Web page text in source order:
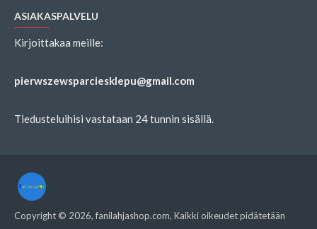
ASIAKASPALVELU
Kirjoittakaa meille:
pierwszewsparciesklepu@gmail.com
Tiedusteluihisi vastataan 24 tunnin sisällä.
Copyright © 2026, fanilahjashop.com, Kaikki oikeudet pidätetään